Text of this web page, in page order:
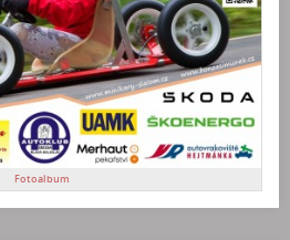
Fotoalbum